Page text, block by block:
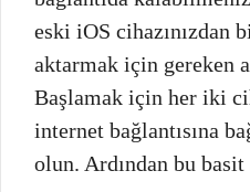
eski iOS cihazınızdan
aktarmak için gereken
Başlamak için her iki
internet bağlantısına
olun. Ardından bu